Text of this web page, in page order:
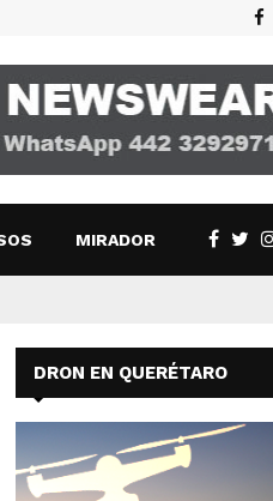
MIRADOR
DRON EN QUERÉTARO